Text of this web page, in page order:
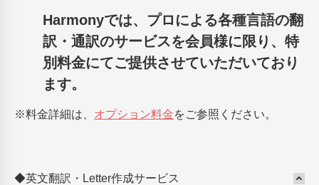
Harmonyでは、プロによる各種言語の翻
訳・通訳のサービスを会員様に限り、特
別料金にてご提供させていただいており
ます。
※料金詳細は、 オプション料金をご参照ください。
◆英文翻訳・Letter作成サービス